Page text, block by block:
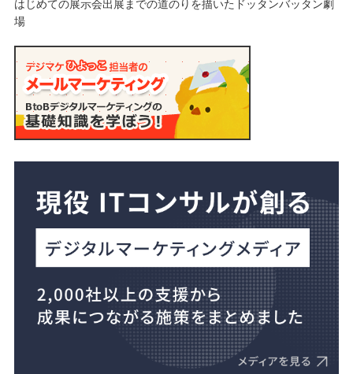
はじめての展示会出展までの道のりを描いたドッタンバッタン劇
場